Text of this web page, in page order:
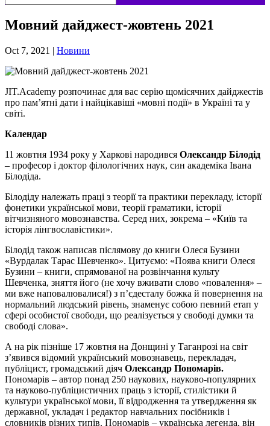
Мовний дайджест-жовтень 2021
Oct 7, 2021 | Новини
JIT.Academy розпочинає для вас серію щомісячних дайджестів
про пам’ятні дати і найцікавіші «мовні події» в Україні та у
світі.
Календар
11 жовтня 1934 року у Харкові народився Олександр Білодід
– професор і доктор філологічних наук, син академіка Івана
Білодіда.
Білодіду належать праці з теорії та практики перекладу, історії
фонетики української мови, теорії граматики, історії
вітчизняного мовознавства. Серед них, зокрема – «Київ та
історія лінгвославістики».
Білодід також написав післямову до книги Олеся Бузини
«Вурдалак Тарас Шевченко». Цитуємо: «Поява книги Олеся
Бузини – книги, спрямованої на розвінчання культу
Шевченка, зняття його (не хочу вживати слово «повалення» –
ми вже наповалювалися!) з п’єдесталу божка й повернення на
нормальний людський рівень, знаменує собою певний етап у
сфері особистої свободи, що реалізується у свободі думки та
свободі слова».
А на рік пізніше 17 жовтня на Донщині у Таганрозі на світ
з’явився відомий український мовознавець, перекладач,
публіцист, громадський діяч Олександр Пономарів.
Пономарів – автор понад 250 наукових, науково-популярних
та науково-публіцистичних праць з історії, стилістики й
культури української мови, її відродження та утвердження як
державної, укладач і редактор навчальних посібників і
словників різних типів. Пономарів – українська легенда, він